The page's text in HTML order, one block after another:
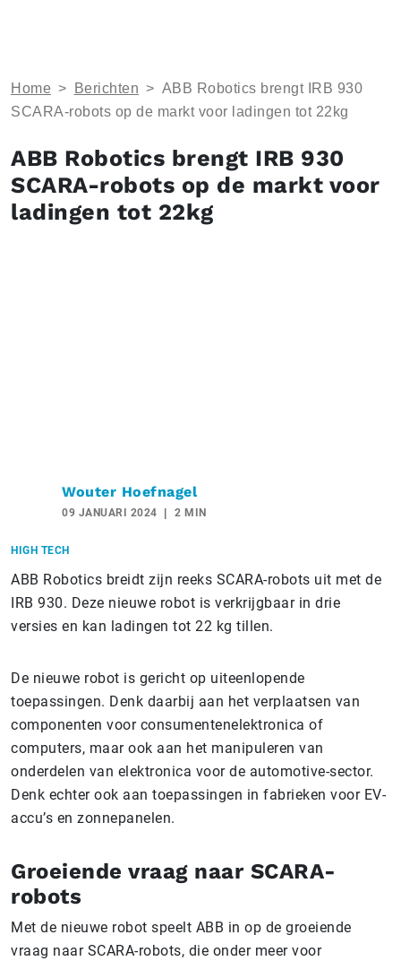
Home > Berichten > ABB Robotics brengt IRB 930
SCARA-robots op de markt voor ladingen tot 22kg
ABB Robotics brengt IRB 930
SCARA-robots op de markt voor
ladingen tot 22kg
Wouter Hoefnagel
09 JANUARI 2024 2 MIN
HIGH TECH
ABB Robotics breidt zijn reeks SCARA-robots uit met de
IRB 930. Deze nieuwe robot is verkrijgbaar in drie
versies en kan ladingen tot 22 kg tillen.
De nieuwe robot is gericht op uiteenlopende
toepassingen. Denk daarbij aan het verplaatsen van
componenten voor consumentenelektronica of
computers, maar ook aan het manipuleren van
onderdelen van elektronica voor de automotive-sector.
Denk echter ook aan toepassingen in fabrieken voor EV-
accu’s en zonnepanelen.
Groeiende vraag naar SCARA-
robots
Met de nieuwe robot speelt ABB in op de groeiende
vraag naar SCARA-robots, die onder meer voor